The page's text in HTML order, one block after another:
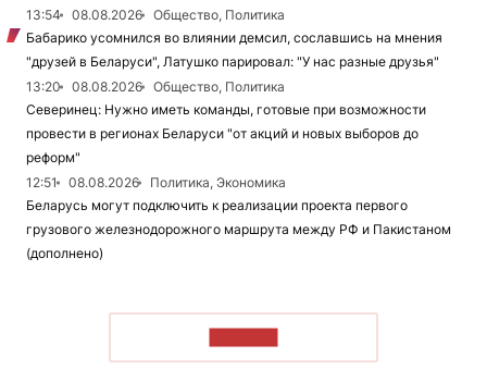
13:54
08.08.2026
Общество, Политика
Бабарико усомнился во влиянии демсил, сославшись на мнения
"друзей в Беларуси", Латушко парировал: "У нас разные друзья"
13:20
08.08.2026
Общество, Политика
Северинец: Нужно иметь команды, готовые при возможности
провести в регионах Беларуси "от акций и новых выборов до
реформ"
12:51
08.08.2026
Политика, Экономика
Беларусь могут подключить к реализации проекта первого
грузового железнодорожного маршрута между РФ и Пакистаном
(дополнено)